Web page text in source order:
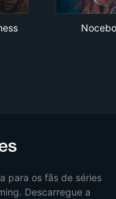
Nocebo
para os fãs de séries
Descarregue a